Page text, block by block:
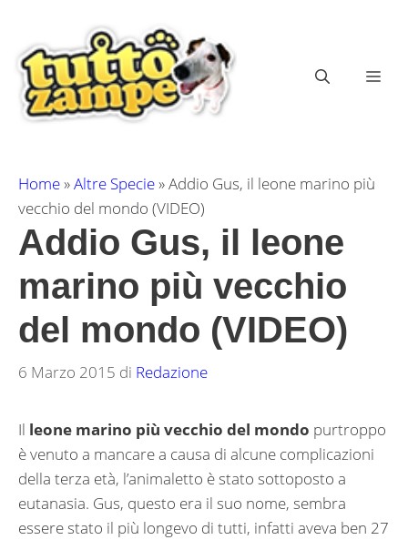
contenuto
Home»Altre Specie»Addio Gus, il leone marino più
vecchio del mondo (VIDEO)
Addio Gus, il leone
marino più vecchio
del mondo (VIDEO)
6 Marzo 2015 di Redazione
Il leone marino più vecchio del mondo purtroppo
è venuto a mancare a causa di alcune complicazioni
della terza età, l’animaletto è stato sottoposto a
eutanasia. Gus, questo era il suo nome, sembra
essere stato il più longevo di tutti, infatti aveva ben 27